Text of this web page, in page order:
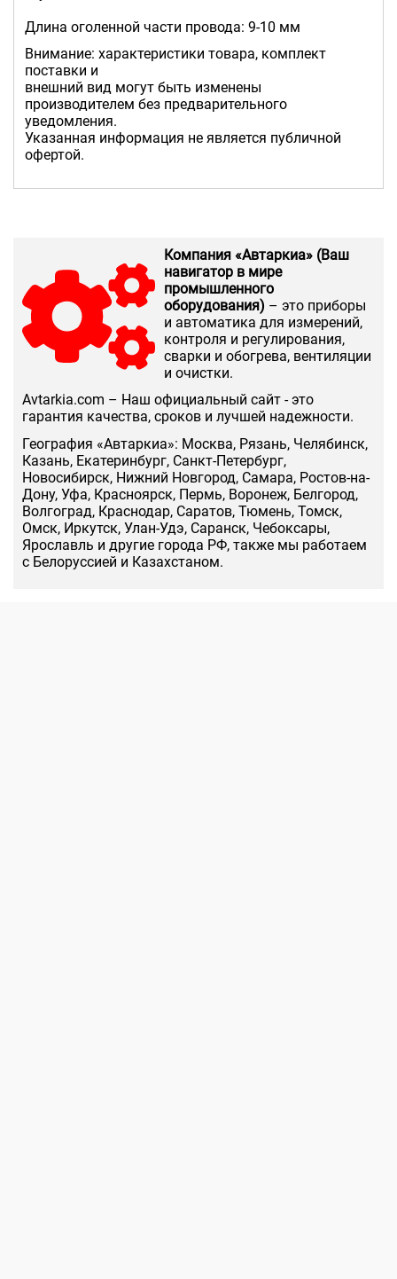
Длина оголенной части провода: 9-10 мм
Внимание: характеристики товара, комплект
поставки и
внешний вид могут быть изменены
производителем без предварительного
уведомления.
Указанная информация не является публичной
офертой.
Компания «Автаркиа» (Ваш
навигатор в мире
промышленного
оборудования) – это приборы
и автоматика для измерений,
контроля и регулирования,
сварки и обогрева, вентиляции
и очистки.
Аvtarkia.com – Наш официальный сайт - это
гарантия качества, сроков и лучшей надежности.
География «Автаркиа»: Москва, Рязань, Челябинск,
Казань, Екатеринбург, Санкт-Петербург,
Новосибирск, Нижний Новгород, Самара, Ростов-на-
Дону, Уфа, Красноярск, Пермь, Воронеж, Белгород,
Волгоград, Краснодар, Саратов, Тюмень, Томск,
Омск, Иркутск, Улан-Удэ, Саранск, Чебоксары,
Ярославль и другие города РФ, также мы работаем
с Белоруссией и Казахстаном.